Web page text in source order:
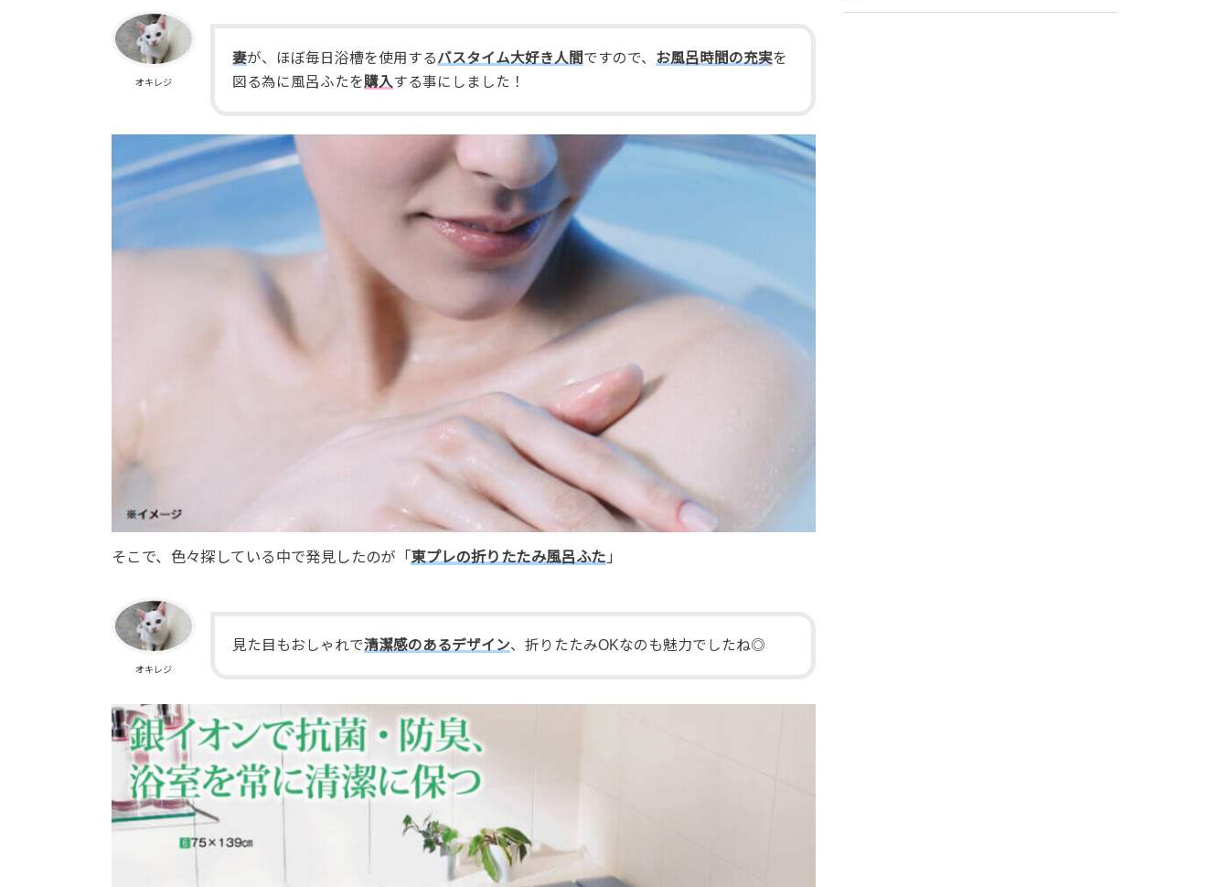
オキレジ
妻が、ほぼ毎日浴槽を使用するバスタイム大好き人間 ですので、 お風呂時間の充実を
図る為に風呂ふたを購入する事にしました！
そこで、色々探している中で発見したのが「 東プレの折りたたみ風呂ふた 」
オキレジ
見た目もおしゃれで清潔感のあるデザイン、折りたたみOKなのも魅力でしたね◎